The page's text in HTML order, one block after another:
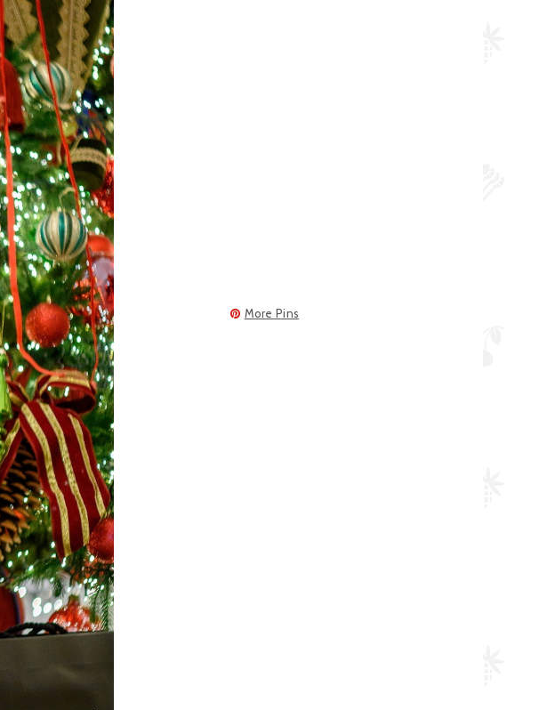
More Pins